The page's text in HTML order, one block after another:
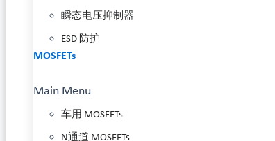
瞬态电压抑制器
ESD 防护
MOSFETs
Main Menu
车用 MOSFETs
N通道 MOSFETs